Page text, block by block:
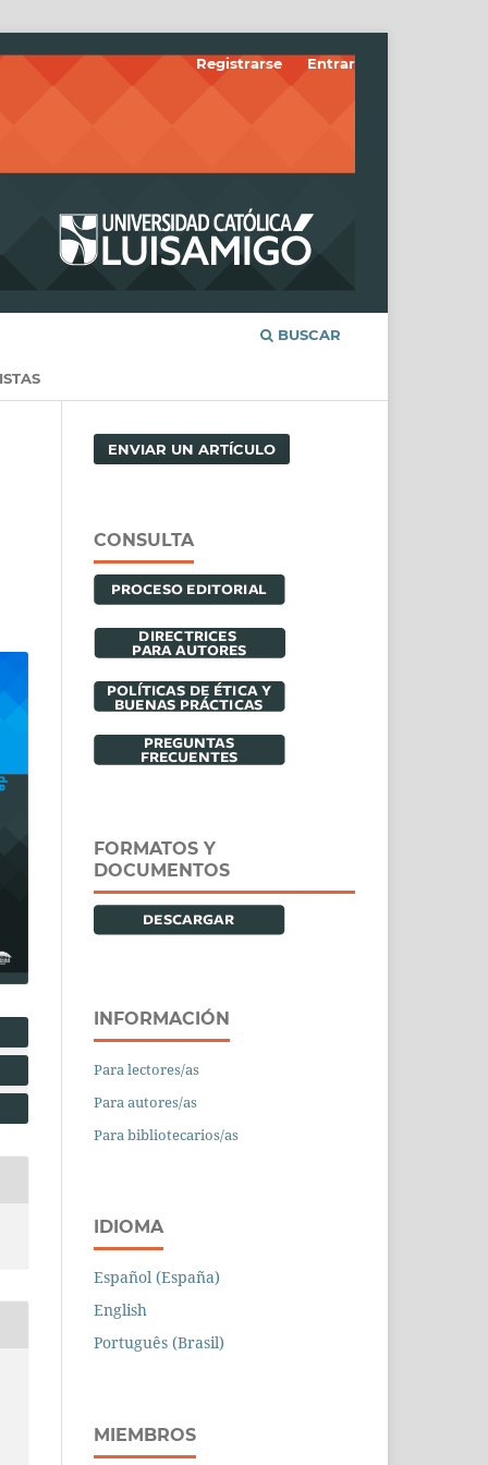
BUSCAR
Registrarse Entrar
ENVIAR UN ARTÍCULO
CONSULTA
FORMATOS Y
DOCUMENTOS
INFORMACIÓN
Para lectores/as
Para autores/as
Para bibliotecarios/as
IDIOMA
Español (España)
English
Português (Brasil)
MIEMBROS